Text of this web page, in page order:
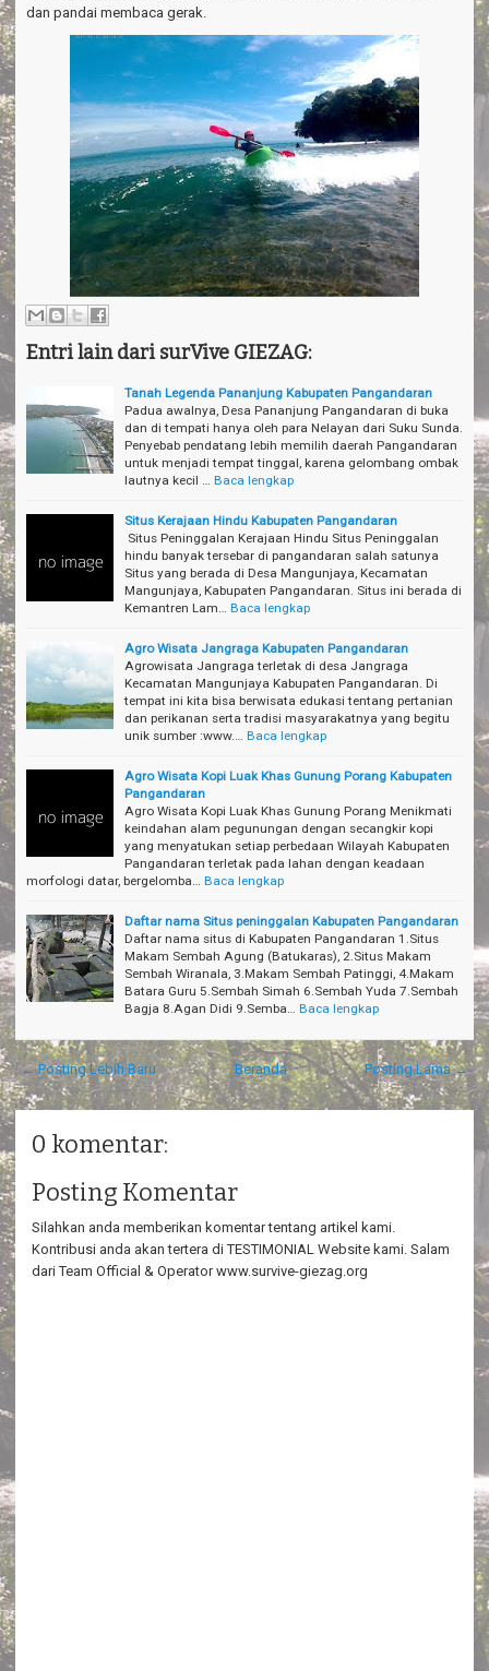
dan pandai membaca gerak.
Entri lain dari surVive GIEZAG:
Tanah Legenda Pananjung Kabupaten Pangandaran
Padua awalnya, Desa Pananjung Pangandaran di buka
dan di tempati hanya oleh para Nelayan dari Suku Sunda.
Penyebab pendatang lebih memilih daerah Pangandaran
untuk menjadi tempat tinggal, karena gelombang ombak
lautnya kecil …
Baca lengkap
Situs Kerajaan Hindu Kabupaten Pangandaran
Situs Peninggalan Kerajaan Hindu Situs Peninggalan
hindu banyak tersebar di pangandaran salah satunya
Situs yang berada di Desa Mangunjaya, Kecamatan
Mangunjaya, Kabupaten Pangandaran. Situs ini berada di
Kemantren Lam…
Baca lengkap
Agro Wisata Jangraga Kabupaten Pangandaran
Agrowisata Jangraga terletak di desa Jangraga
Kecamatan Mangunjaya Kabupaten Pangandaran. Di
tempat ini kita bisa berwisata edukasi tentang pertanian
dan perikanan serta tradisi masyarakatnya yang begitu
unik sumber :www.…
Baca lengkap
Agro Wisata Kopi Luak Khas Gunung Porang Kabupaten
Pangandaran
Agro Wisata Kopi Luak Khas Gunung Porang Menikmati
keindahan alam pegunungan dengan secangkir kopi
yang menyatukan setiap perbedaan Wilayah Kabupaten
Pangandaran terletak pada lahan dengan keadaan
morfologi datar, bergelomba…
Baca lengkap
Daftar nama Situs peninggalan Kabupaten Pangandaran
Daftar nama situs di Kabupaten Pangandaran 1.Situs
Makam Sembah Agung (Batukaras), 2.Situs Makam
Sembah Wiranala, 3.Makam Sembah Patinggi, 4.Makam
Batara Guru 5.Sembah Simah 6.Sembah Yuda 7.Sembah
Bagja 8.Agan Didi 9.Semba…
Baca lengkap
← Posting Lebih Baru Posting Lama →
Beranda
0 komentar:
Posting Komentar
Silahkan anda memberikan komentar tentang artikel kami.
Kontribusi anda akan tertera di TESTIMONIAL Website kami. Salam
dari Team Official & Operator www.survive-giezag.org